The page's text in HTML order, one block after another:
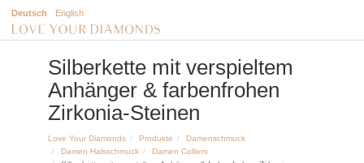
Deutsch English
Silberkette mit verspieltem
Anhänger & farbenfrohen
Zirkonia-Steinen
Love Your Diamonds Produkte
Damenschmuck
Damen Halsschmuck
Damen Colliers